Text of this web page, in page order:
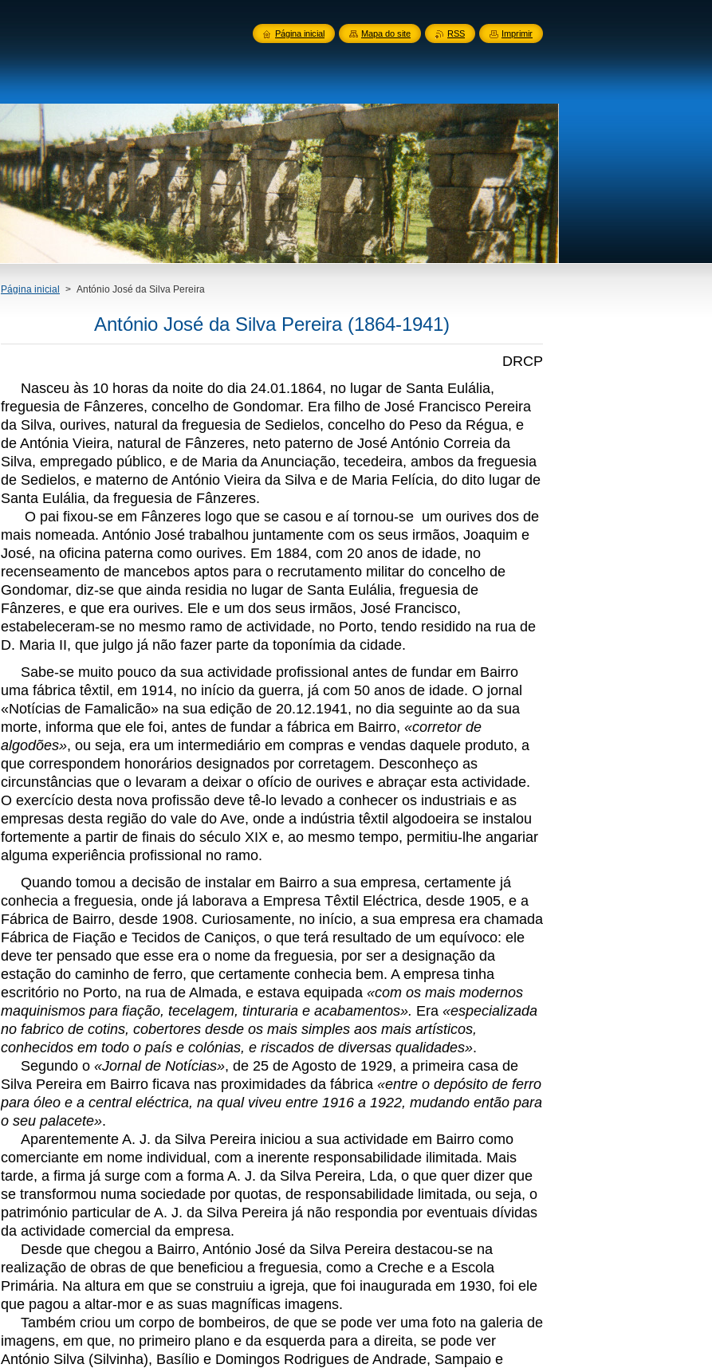
Página inicial > António José da Silva Pereira
António José da Silva Pereira (1864-1941)
DRCP
Nasceu às 10 horas da noite do dia 24.01.1864, no lugar de Santa Eulália,
freguesia de Fânzeres, concelho de Gondomar. Era filho de José Francisco Pereira
da Silva, ourives, natural da freguesia de Sedielos, concelho do Peso da Régua, e
de Antónia Vieira, natural de Fânzeres, neto paterno de José António Correia da
Silva, empregado público, e de Maria da Anunciação, tecedeira, ambos da freguesia
de Sedielos, e materno de António Vieira da Silva e de Maria Felícia, do dito lugar de
Santa Eulália, da freguesia de Fânzeres.
O pai fixou-se em Fânzeres logo que se casou e aí tornou-se um ourives dos de
mais nomeada. António José trabalhou juntamente com os seus irmãos, Joaquim e
José, na oficina paterna como ourives. Em 1884, com 20 anos de idade, no
recenseamento de mancebos aptos para o recrutamento militar do concelho de
Gondomar, diz-se que ainda residia no lugar de Santa Eulália, freguesia de
Fânzeres, e que era ourives. Ele e um dos seus irmãos, José Francisco,
estabeleceram-se no mesmo ramo de actividade, no Porto, tendo residido na rua de
D. Maria II, que julgo já não fazer parte da toponímia da cidade.
Sabe-se muito pouco da sua actividade profissional antes de fundar em Bairro
uma fábrica têxtil, em 1914, no início da guerra, já com 50 anos de idade. O jornal
«Notícias de Famalicão» na sua edição de 20.12.1941, no dia seguinte ao da sua
morte, informa que ele foi, antes de fundar a fábrica em Bairro, «corretor de
algodões», ou seja, era um intermediário em compras e vendas daquele produto, a
que correspondem honorários designados por corretagem. Desconheço as
circunstâncias que o levaram a deixar o ofício de ourives e abraçar esta actividade.
O exercício desta nova profissão deve tê-lo levado a conhecer os industriais e as
empresas desta região do vale do Ave, onde a indústria têxtil algodoeira se instalou
fortemente a partir de finais do século XIX e, ao mesmo tempo, permitiu-lhe angariar
alguma experiência profissional no ramo.
Quando tomou a decisão de instalar em Bairro a sua empresa, certamente já
conhecia a freguesia, onde já laborava a Empresa Têxtil Eléctrica, desde 1905, e a
Fábrica de Bairro, desde 1908. Curiosamente, no início, a sua empresa era chamada
Fábrica de Fiação e Tecidos de Caniços, o que terá resultado de um equívoco: ele
deve ter pensado que esse era o nome da freguesia, por ser a designação da
estação do caminho de ferro, que certamente conhecia bem. A empresa tinha
escritório no Porto, na rua de Almada, e estava equipada «com os mais modernos
maquinismos para fiação, tecelagem, tinturaria e acabamentos». Era «especializada
no fabrico de cotins, cobertores desde os mais simples aos mais artísticos,
conhecidos em todo o país e colónias, e riscados de diversas qualidades».
Segundo o «Jornal de Notícias», de 25 de Agosto de 1929, a primeira casa de
Silva Pereira em Bairro ficava nas proximidades da fábrica «entre o depósito de ferro
para óleo e a central eléctrica, na qual viveu entre 1916 a 1922, mudando então para
o seu palacete».
Aparentemente A. J. da Silva Pereira iniciou a sua actividade em Bairro como
comerciante em nome individual, com a inerente responsabilidade ilimitada. Mais
tarde, a firma já surge com a forma A. J. da Silva Pereira, Lda, o que quer dizer que
se transformou numa sociedade por quotas, de responsabilidade limitada, ou seja, o
património particular de A. J. da Silva Pereira já não respondia por eventuais dívidas
da actividade comercial da empresa.
Desde que chegou a Bairro, António José da Silva Pereira destacou-se na
realização de obras de que beneficiou a freguesia, como a Creche e a Escola
Primária. Na altura em que se construiu a igreja, que foi inaugurada em 1930, foi ele
que pagou a altar-mor e as suas magníficas imagens.
Também criou um corpo de bombeiros, de que se pode ver uma foto na galeria de
imagens, em que, no primeiro plano e da esquerda para a direita, se pode ver
António Silva (Silvinha), Basílio e Domingos Rodrigues de Andrade, Sampaio e
Página inicial Mapa do site RSS Imprimir